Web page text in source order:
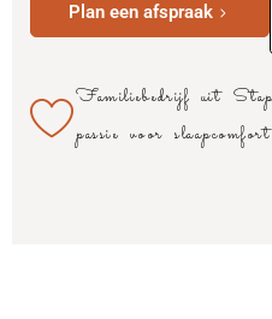
Plan een afspraak
Familiebedrijf uit
passie voor slaapcomfort